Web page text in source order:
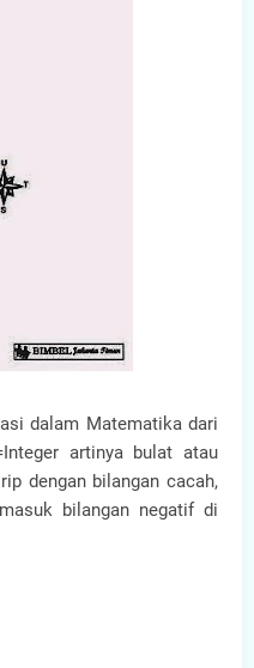
dalam Matematika dari
artinya bulat atau
dengan bilangan cacah,
bilangan negatif di